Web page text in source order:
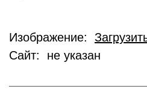
Изображение:
Сайт: не указан